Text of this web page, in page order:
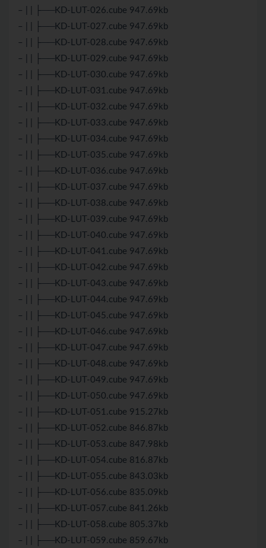
– | | ├──KD-LUT-026.cube 947.69kb
– | | ├──KD-LUT-027.cube 947.69kb
– | | ├──KD-LUT-028.cube 947.69kb
– | | ├──KD-LUT-029.cube 947.69kb
– | | ├──KD-LUT-030.cube 947.69kb
– | | ├──KD-LUT-031.cube 947.69kb
– | | ├──KD-LUT-032.cube 947.69kb
– | | ├──KD-LUT-033.cube 947.69kb
– | | ├──KD-LUT-034.cube 947.69kb
– | | ├──KD-LUT-035.cube 947.69kb
– | | ├──KD-LUT-036.cube 947.69kb
– | | ├──KD-LUT-037.cube 947.69kb
– | | ├──KD-LUT-038.cube 947.69kb
– | | ├──KD-LUT-039.cube 947.69kb
– | | ├──KD-LUT-040.cube 947.69kb
– | | ├──KD-LUT-041.cube 947.69kb
– | | ├──KD-LUT-042.cube 947.69kb
– | | ├──KD-LUT-043.cube 947.69kb
– | | ├──KD-LUT-044.cube 947.69kb
– | | ├──KD-LUT-045.cube 947.69kb
– | | ├──KD-LUT-046.cube 947.69kb
– | | ├──KD-LUT-047.cube 947.69kb
– | | ├──KD-LUT-048.cube 947.69kb
– | | ├──KD-LUT-049.cube 947.69kb
– | | ├──KD-LUT-050.cube 947.69kb
– | | ├──KD-LUT-051.cube 915.27kb
– | | ├──KD-LUT-052.cube 846.87kb
– | | ├──KD-LUT-053.cube 847.98kb
– | | ├──KD-LUT-054.cube 816.87kb
– | | ├──KD-LUT-055.cube 843.03kb
– | | ├──KD-LUT-056.cube 835.09kb
– | | ├──KD-LUT-057.cube 841.26kb
– | | ├──KD-LUT-058.cube 805.37kb
– | | ├──KD-LUT-059.cube 859.67kb